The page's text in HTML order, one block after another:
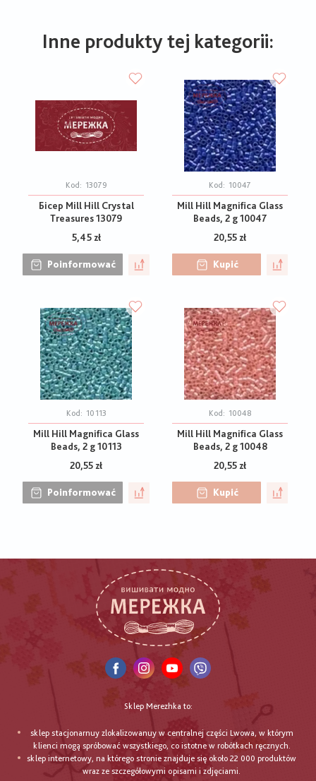
Inne produkty tej kategorii:
Kod: 13079
Бісер Mill Hill Crystal
Treasures 13079
5,45 zł
Poinformować
Kod: 10047
Mill Hill Magnifica Glass
Beads, 2 g 10047
20,55 zł
Kupić
Kod: 10113
Mill Hill Magnifica Glass
Beads, 2 g 10113
20,55 zł
Poinformować
Kod: 10048
Mill Hill Magnifica Glass
Beads, 2 g 10048
20,55 zł
Kupić
Sklep Merezhka to:
sklep stacjonarnuy zlokalizowanuy w centralnej części Lwowa, w którym
klienci mogą spróbować wszystkiego, co istotne w robótkach ręcznych.
sklep internetowy, na którego stronie znajduje się około 22 000 produktów
wraz ze szczegółowymi opisami i zdjęciami.